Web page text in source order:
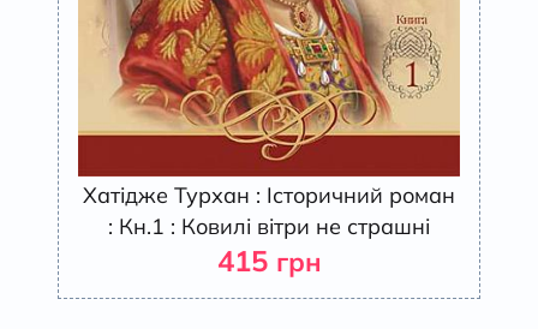
Хатідже Турхан : Історичний роман
: Кн.1 : Ковилі вітри не страшні
415 грн